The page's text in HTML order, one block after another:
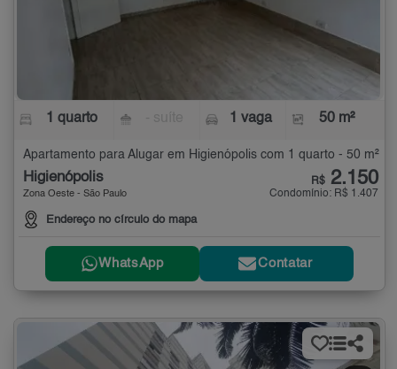
1 quarto 1 vaga 50 m²
Apartamento para Alugar em Higienópolis com 1 quarto - 50 m²
Higienópolis
Zona Oeste - São Paulo
Endereço no círculo do mapa
R$ 2.150
Condomínio: R$ 1.407
WhatsApp Contatar